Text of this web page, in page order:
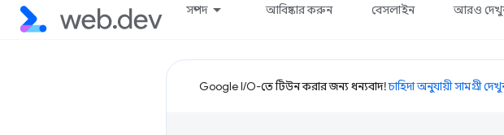
সম্পদ আবিষ্কার করুন বেসলাইন আরও
Google I/O-তে টিউন করার জন্য ধন্যবাদ!চাহিদা অনুযায়ী সামগ্রী